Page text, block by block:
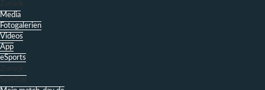
Zurück
Media
Fotogalerien
Videos
App
eSports
Zurück
Spieltag